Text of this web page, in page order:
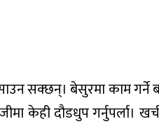
सक्छन्। बेसुरमा काम गर्ने
केही दौडधुप गर्नुपर्ला।